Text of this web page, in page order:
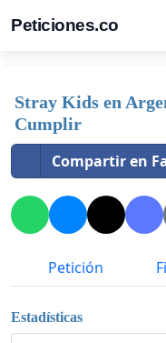
Peticiones.co
Stray Kids en
Cumplir
Compartir en
Petición
Estadísticas